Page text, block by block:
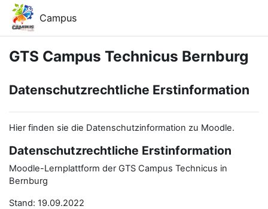
Zum Hauptinhalt
Campus
GTS Campus Technicus Bernburg
Datenschutzrechtliche Erstinformation
Hier finden sie die Datenschutzinformation zu Moodle.
Datenschutzrechtliche Erstinformation
Moodle-Lernplattform der GTS Campus Technicus in
Bernburg
Stand: 19.09.2022